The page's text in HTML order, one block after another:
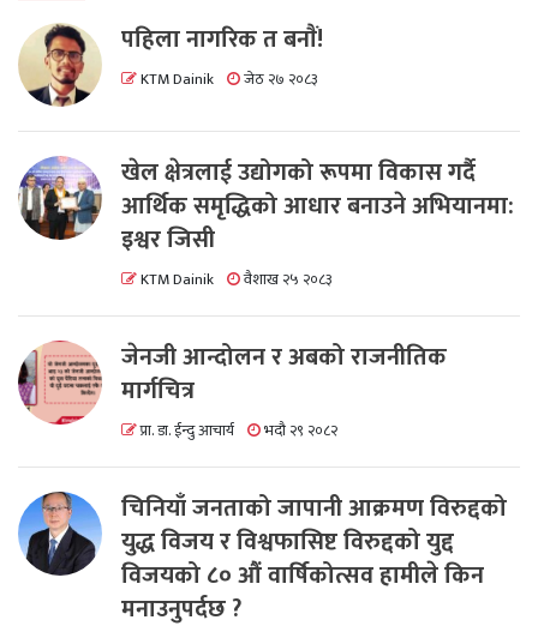
पहिला नागरिक त बनाैं!
KTM Dainik जेठ २७ २०८३
खेल क्षेत्रलाई उद्योगको रूपमा विकास गर्दै
आर्थिक समृद्धिको आधार बनाउने अभियानमा:
इश्वर जिसी
KTM Dainik वैशाख २५ २०८३
जेनजी आन्दोलन र अबको राजनीतिक
मार्गचित्र
प्रा. डा. ईन्दु आचार्य भदौ २९ २०८२
चिनियाँ जनताको जापानी आक्रमण विरुद्दको
युद्ध विजय र विश्वफासिष्ट विरुद्दको युद्द
विजयको ८० औं वार्षिकोत्सव हामीले किन
मनाउनुपर्दछ ?